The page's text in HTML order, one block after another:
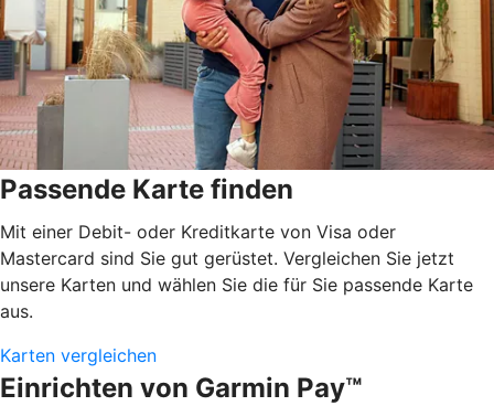
Passende Karte finden
Mit einer Debit- oder Kreditkarte von Visa oder
Mastercard sind Sie gut gerüstet. Vergleichen Sie jetzt
unsere Karten und wählen Sie die für Sie passende Karte
aus.
Karten vergleichen
Einrichten von Garmin Pay™